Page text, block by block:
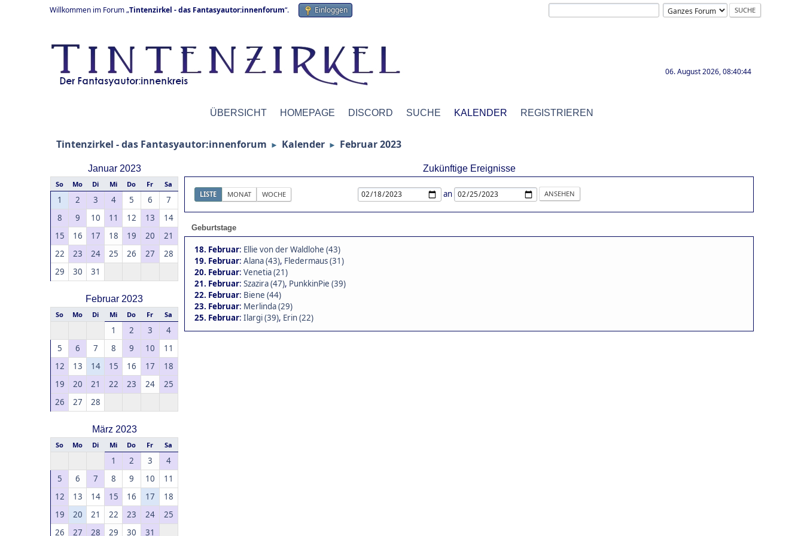
Willkommen im Forum „Tintenzirkel - das Fantasyautor:innenforum“. Einloggen
06. August 2026, 08:40:44
ÜBERSICHT HOMEPAGE DISCORD SUCHE KALENDER REGISTRIEREN
Tintenzirkel - das Fantasyautor:innenforum ► Kalender ► Februar 2023
Januar 2023
So Mo Di Mi Do Fr Sa
1 2 3 4 5 6
7
8
9 10 11 12 13
14
15
16 17 18 19 20
21
22
23 24 25 26 27
28
29
30 31
Februar 2023
So Mo Di Mi Do Fr Sa
1 2 3
4
5
6 7 8 9 10
11
12
13 14 15 16 17
18
19
20 21 22 23 24
25
26
27 28
März 2023
So Mo Di Mi Do Fr Sa
1 2 3
4
5
6 7 8 9 10
11
12
13 14 15 16 17
18
19
20 21 22 23 24
25
26
27 28 29 30 31
Zukünftige Ereignisse
LISTE MONAT WOCHE an
Geburtstage
18. Februar: Ellie von der Waldlohe (43)
19. Februar: Alana (43), Fledermaus (31)
20. Februar: Venetia (21)
21. Februar: Szazira (47), PunkkinPie (39)
22. Februar: Biene (44)
23. Februar: Merlinda (29)
25. Februar: Ilargi (39), Erin (22)